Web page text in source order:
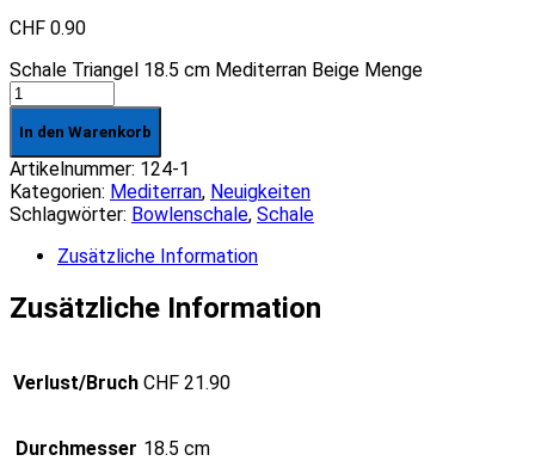
CHF 0.90
Schale Triangel 18.5 cm Mediterran Beige Menge
In den Warenkorb
Artikelnummer: 124-1
Kategorien: Mediterran, Neuigkeiten
Schlagwörter: Bowlenschale, Schale
Zusätzliche Information
Zusätzliche Information
Verlust/Bruch CHF 21.90
Durchmesser 18.5 cm